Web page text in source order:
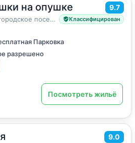
на опушке 9.7
Каменногорское городское поселение Классифицирован
Парковка
разрешено
Посмотреть жильё
9.0